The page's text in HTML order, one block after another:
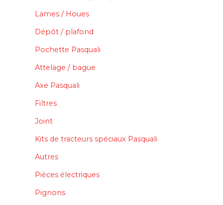
Lames / Houes
Dépôt / plafond
Pochette Pasquali
Attelage / bague
Axe Pasquali
Filtres
Joint
Kits de tracteurs spéciaux Pasquali
Autres
Pièces électriques
Pignons